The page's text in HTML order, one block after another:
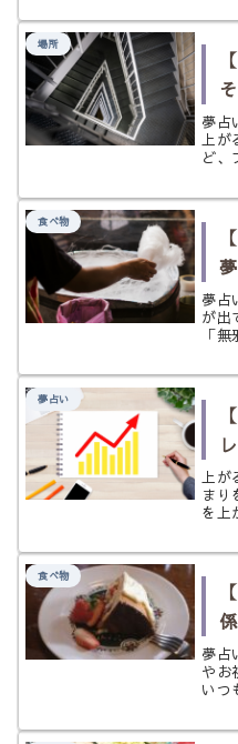
も前
と
ら...
場所
夢
夢占
上が
ど、
上の
行け
行...
食べ物
夢
が出
「
期待
あり
き...
夢占い
上
まり
を上
わか
食べ物
夢
やお
いつ
る食